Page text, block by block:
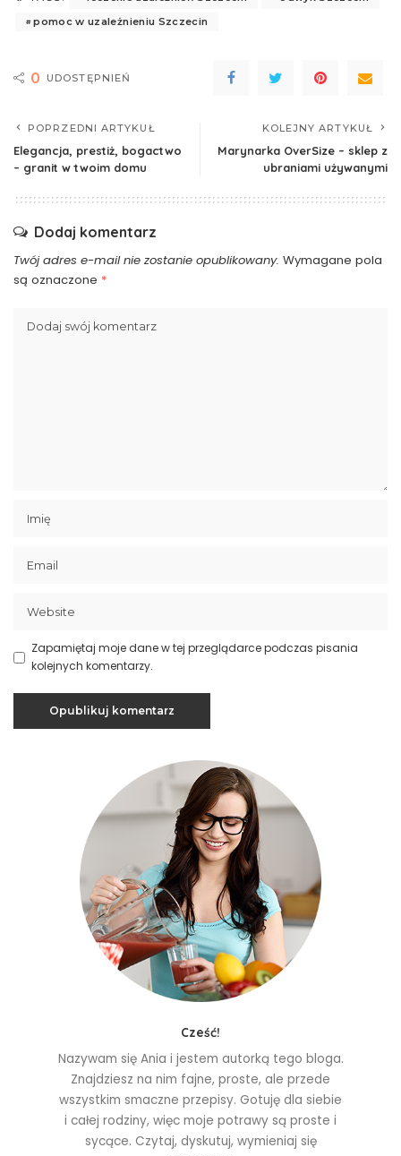
pomoc w uzależnieniu Szczecin
0 UDOSTĘPNIEŃ
POPRZEDNI ARTYKUŁ
Elegancja, prestiż, bogactwo
– granit w twoim domu
KOLEJNY ARTYKUŁ
Marynarka OverSize – sklep z
ubraniami używanymi
Dodaj komentarz
Twój adres e-mail nie zostanie opublikowany. Wymagane pola
są oznaczone *
Zapamiętaj moje dane w tej przeglądarce podczas pisania
kolejnych komentarzy.
Cześć!
Nazywam się Ania i jestem autorką tego bloga.
Znajdziesz na nim fajne, proste, ale przede
wszystkim smaczne przepisy. Gotuję dla siebie
i całej rodziny, więc moje potrawy są proste i
sycące. Czytaj, dyskutuj, wymieniaj się